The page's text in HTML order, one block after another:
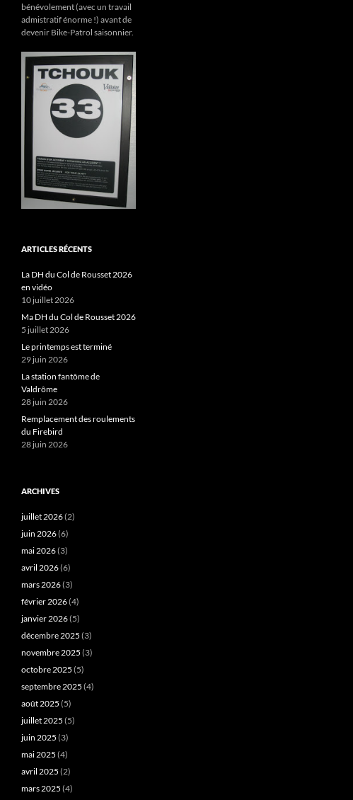
bénévolement (avec un travail
admistratif énorme !) avant de
devenir Bike-Patrol saisonnier.
ARTICLES RÉCENTS
La DH du Col de Rousset 2026
en vidéo
10 juillet 2026
Ma DH du Col de Rousset 2026
5 juillet 2026
Le printemps est terminé
29 juin 2026
La station fantôme de
Valdrôme
28 juin 2026
Remplacement des roulements
du Firebird
28 juin 2026
ARCHIVES
juillet 2026(2)
juin 2026(6)
mai 2026(3)
avril 2026(6)
mars 2026(3)
février 2026(4)
janvier 2026(5)
décembre 2025 (3)
novembre 2025 (3)
octobre 2025 (5)
septembre 2025 (4)
août 2025 (5)
juillet 2025 (5)
juin 2025 (3)
mai 2025 (4)
avril 2025 (2)
mars 2025 (4)